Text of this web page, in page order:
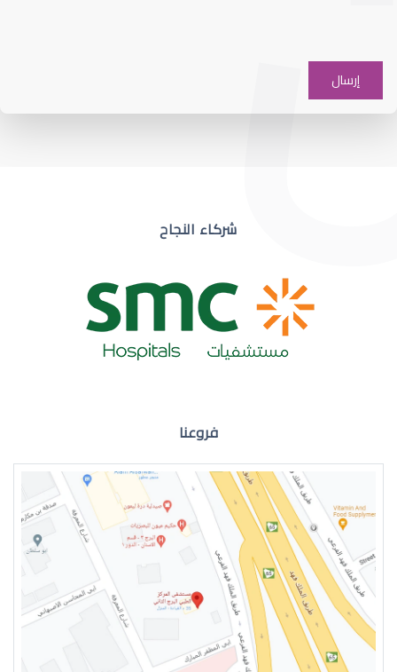
ضعف نظر مفاجئ
ضعف نظر في العين اليسرى
شركاء النجاح
فروعنا